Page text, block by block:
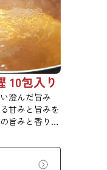
10包入り
澄んだ旨み
甘みと旨みを
旨みと香りを
しに仕上げま
お楽しみくだ
みご飯などに